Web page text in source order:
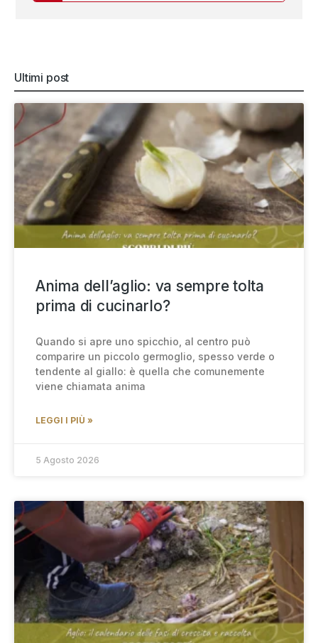
Ultimi post
Anima dell’aglio: va sempre tolta
prima di cucinarlo?
Quando si apre uno spicchio, al centro può
comparire un piccolo germoglio, spesso verde o
tendente al giallo: è quella che comunemente
viene chiamata anima
LEGGI I PIÙ »
5 Agosto 2026